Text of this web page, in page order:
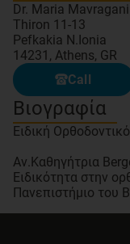
Dr. Maria Mavragani
Thiron 11-13
Pefkakia N.Ionia
14231, Athens, GR
Call
Βιογραφία
Ειδική
Αν.Καθηγήτρια
Ειδικότητα στην
Πανεπιστήμιο του